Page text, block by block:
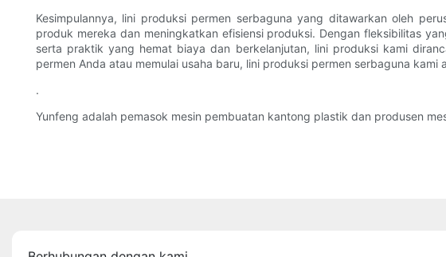
Kesimpulannya, lini produksi permen serbaguna yang ditawarkan oleh
produk mereka dan meningkatkan efisiensi produksi. Dengan fleksibilitas
serta praktik yang hemat biaya dan berkelanjutan, lini produksi kami
permen Anda atau memulai usaha baru, lini produksi permen serbaguna
.
Yunfeng adalah pemasok mesin pembuatan kantong plastik dan produsen